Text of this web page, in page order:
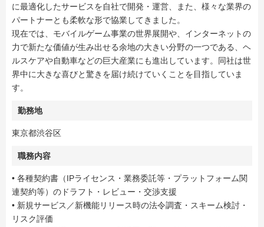
に最適化したサービスを自社で開発・運営、また、様々な業界の
パートナーとも柔軟な形で協業してきました。
現在では、モバイルゲーム事業の世界展開や、インターネットの
力で新たな価値が生み出せる余地の大きい分野の一つである、ヘ
ルスケアや自動車などの巨大産業にも進出しています。同社は世
界中に大きな喜びと驚きを届け続けていくことを目指していま
す。
勤務地
東京都渋谷区
職務内容
• 各種契約書（IPライセンス・業務委託等・プラットフォーム関
連契約等）のドラフト・レビュー・交渉支援
• 新規サービス／新機能リリース時の法令調査・スキーム検討・
リスク評価